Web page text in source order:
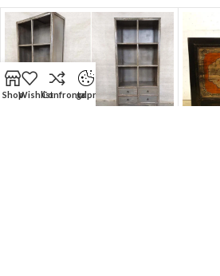
ShopWishlistConfrontagdpr